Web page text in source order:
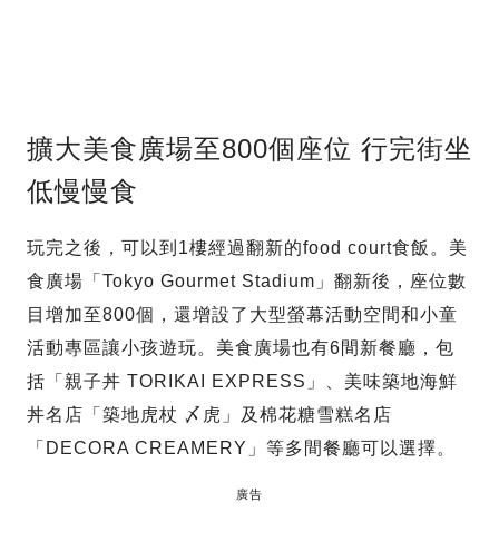
擴大美食廣場至800個座位 行完街坐
低慢慢食
玩完之後，可以到1樓經過翻新的food court食飯。美
食廣場「Tokyo Gourmet Stadium」翻新後，座位數
目增加至800個，還增設了大型螢幕活動空間和小童
活動專區讓小孩遊玩。美食廣場也有6間新餐廳，包
括「親子丼 TORIKAI EXPRESS」、美味築地海鮮
丼名店「築地虎杖 〆虎」及棉花糖雪糕名店
「DECORA CREAMERY」等多間餐廳可以選擇。
廣告